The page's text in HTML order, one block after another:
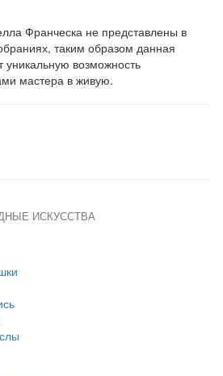
Франческа не представлены в
таким образом данная
уникальную возможность
мастера в живую.
ИСКУССТВА